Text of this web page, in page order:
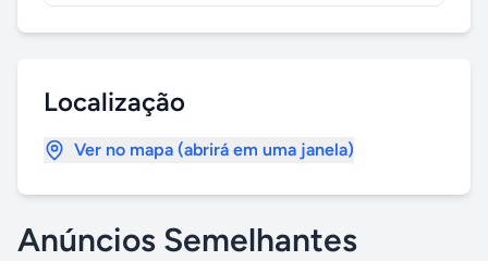
Localização
Ver no mapa (abrirá em uma janela)
Anúncios Semelhantes